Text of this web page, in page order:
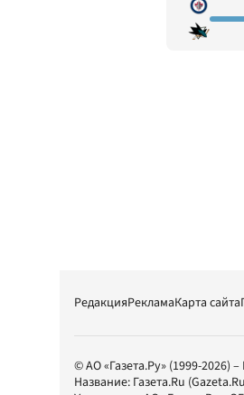
РедакцияРекламаКарта сайта
© АО «Газета.Ру» (1999-2026)
Название: Газета.Ru